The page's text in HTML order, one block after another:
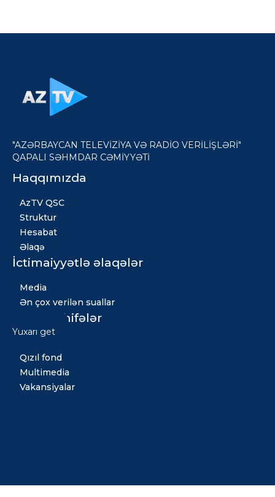
"AZƏRBAYCAN TELEVİZİYA VƏ RADİO VERİLİŞLƏRİ"
QAPALI SƏHMDAR CƏMİYYƏTİ
Haqqımızda
AzTV QSC
Struktur
Hesabat
Əlaqə
İctimaiyyətlə əlaqələr
Media
Ən çox verilən suallar
Digər səhifələr
Qızıl fond
Multimedia
Vakansiyalar
Yuxarı get